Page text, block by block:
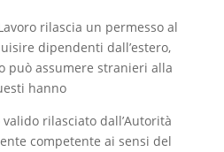
rilascia un permesso al
dipendenti dall’estero,
può assumere stranieri alla
hanno
rilasciato dall’Autorità
competente ai sensi del